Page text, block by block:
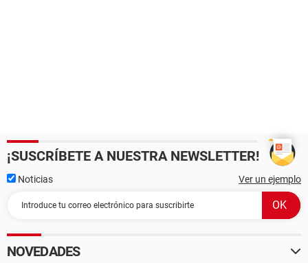
¡SUSCRÍBETE A NUESTRA NEWSLETTER!
Noticias Ver un ejemplo
NOVEDADES